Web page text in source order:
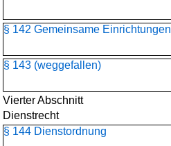
§ 142 Gemeinsame Einrichtungen
§ 143 (weggefallen)
Vierter Abschnitt
Dienstrecht
§ 144 Dienstordnung